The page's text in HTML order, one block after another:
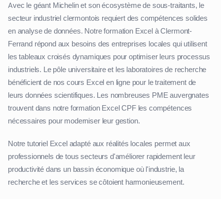
Avec le géant Michelin et son écosystème de sous-traitants, le
secteur industriel clermontois requiert des compétences solides
en analyse de données. Notre formation Excel à Clermont-
Ferrand répond aux besoins des entreprises locales qui utilisent
les tableaux croisés dynamiques pour optimiser leurs processus
industriels. Le pôle universitaire et les laboratoires de recherche
bénéficient de nos cours Excel en ligne pour le traitement de
leurs données scientifiques. Les nombreuses PME auvergnates
trouvent dans notre formation Excel CPF les compétences
nécessaires pour moderniser leur gestion.
Notre tutoriel Excel adapté aux réalités locales permet aux
professionnels de tous secteurs d'améliorer rapidement leur
productivité dans un bassin économique où l'industrie, la
recherche et les services se côtoient harmonieusement.